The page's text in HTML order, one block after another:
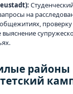
на
выяснение
районы